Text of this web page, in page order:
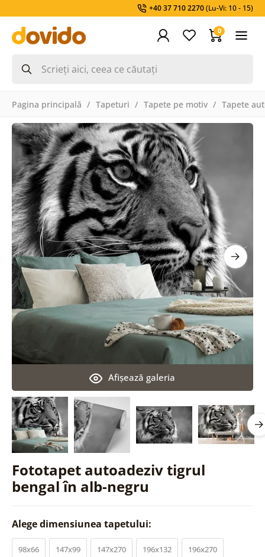
+40 37 710 2270(Lu-Vi: 10 - 15)
0
Pagina principală Tapeturi Tapete pe motiv Tapete
Fototapet autoadeziv tigrul
bengal în alb-negru
Afişează galeria
Alege dimensiunea tapetului:
98x66 147x99 147x270 196x132 196x270